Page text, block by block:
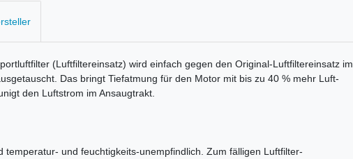
(Luftfiltereinsatz) wird einfach gegen den Original-Luftfiltereinsatz im
Das bringt Tiefatmung für den Motor mit bis zu 40 % mehr Luft-
den Luftstrom im Ansaugtrakt.
temperatur- und feuchtigkeits-unempfindlich. Zum fälligen Luftfilter-